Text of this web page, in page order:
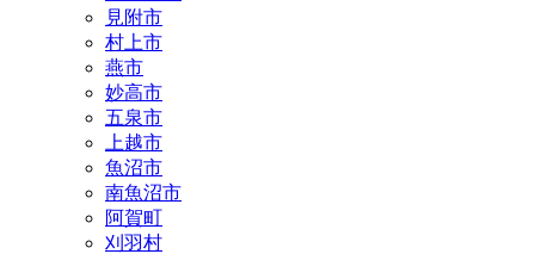
見附市
村上市
燕市
妙高市
五泉市
上越市
魚沼市
南魚沼市
阿賀町
刈羽村